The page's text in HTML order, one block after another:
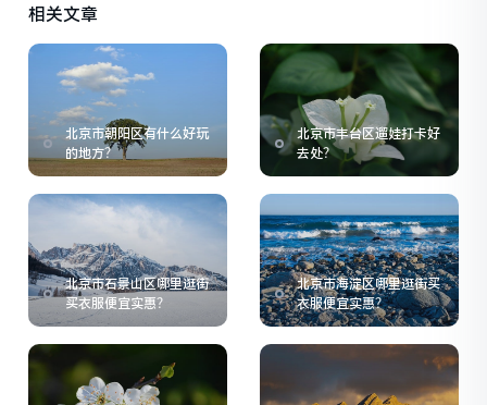
相关文章
北京市朝阳区有什么好玩
的地方？
北京市丰台区遛娃打卡好
去处？
北京市石景山区哪里逛街
买衣服便宜实惠？
北京市海淀区哪里逛街买
衣服便宜实惠？